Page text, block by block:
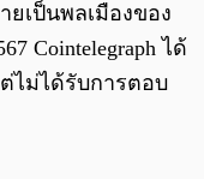
ยเป็นพลเมืองของ
Cointelegraph ได้
ไม่ได้รับการตอบ